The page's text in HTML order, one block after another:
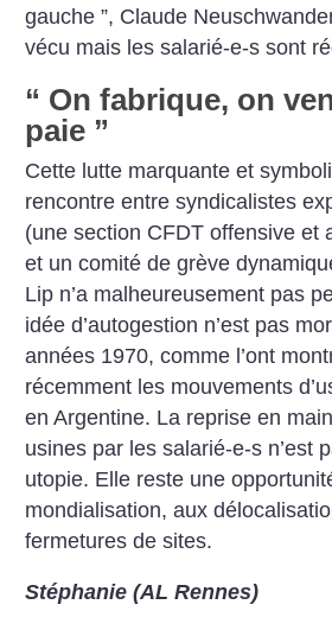
gauche ”, Claude
vécu mais les salarié-e-s sont
“ On fabrique, on
paie ”
Cette lutte marquante et
rencontre entre syndicalistes
(une section CFDT offensive et
et un comité de grève
Lip n’a malheureusement pas
idée d’autogestion n’est pas
années 1970, comme l’ont
récemment les mouvements
en Argentine. La reprise en
usines par les salarié-e-s n’est
utopie. Elle reste une
mondialisation, aux
fermetures de sites.
Stéphanie (AL Rennes)